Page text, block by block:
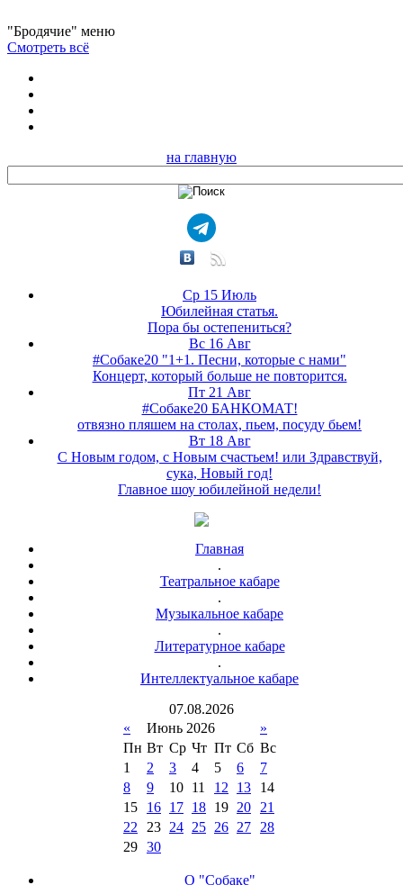
"Бродячие" меню
Смотреть всё
на главную
Ср 15 Июль
Юбилейная статья.
Пора бы остепениться?
Вс 16 Авг
#Собаке20 "1+1. Песни, которые с нами"
Концерт, который больше не повторится.
Пт 21 Авг
#Собаке20 БАНКОМАТ!
отвязно пляшем на столах, пьем, посуду бьем!
Вт 18 Авг
С Новым годом, с Новым счастьем! или Здравствуй,
сука, Новый год!
Главное шоу юбилейной недели!
Главная
.
Театральное кабаре
.
Музыкальное кабаре
.
Литературное кабаре
.
Интеллектуальное кабаре
07.08.2026
«
Июнь 2026
»
Пн Вт Ср Чт Пт Сб Вс
1
2 3 4 5 6
7
8
9 10 11 12 13
14
15
16 17 18 19 20
21
22
23 24 25 26 27
28
29 30
О "Собаке"